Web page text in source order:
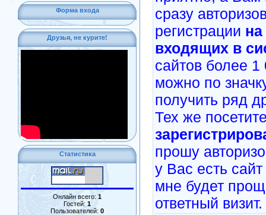
Форма входа
Друзья, не курите!
Статистика
Онлайн всего: 1
Гостей: 1
Пользователей: 0
сразу
регистрации на
входящих в
сайтов более 1
можно по
получить ряд
Тех же
прошу
у Вас есть
мне будет
ответный визит.